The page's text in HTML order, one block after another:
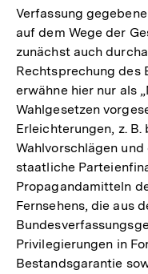
Verfassung
auf dem Wege der
zunächst auch
Rechtsprechung des
erwähne hier nur als
Wahlgesetzen
Erleichterungen, z.
Wahlvorschlägen
staatliche
Propagandamitteln
Fernsehens, die aus
Privilegierungen in
Bestandsgarantie